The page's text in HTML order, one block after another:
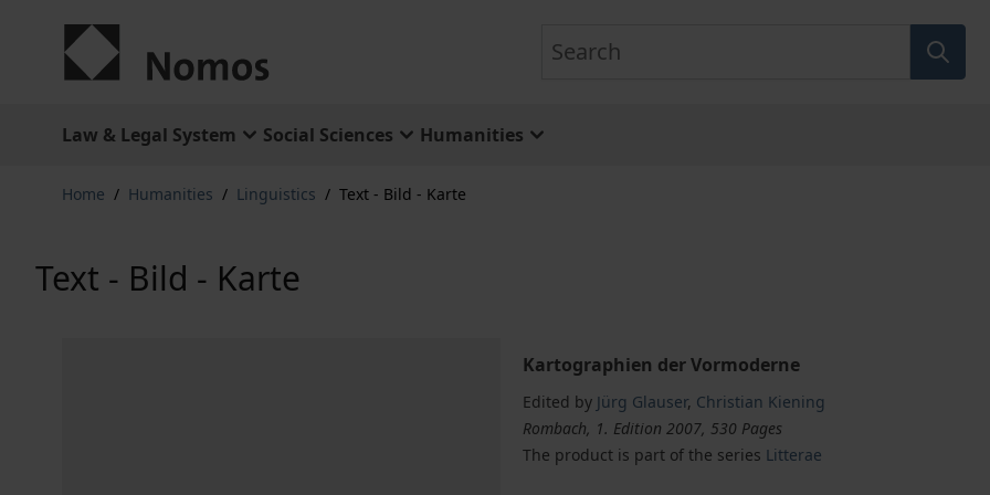
Law & Legal System Social Sciences Humanities
Home / Humanities / Linguistics / Text - Bild - Karte
Text - Bild - Karte
Kartographien der Vormoderne
Edited by Jürg Glauser, Christian Kiening
Rombach, 1. Edition 2007, 530 Pages
The product is part of the series Litterae